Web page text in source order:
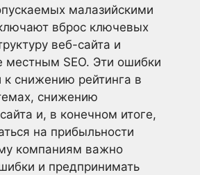
малазийскими
вброс ключевых
веб-сайта и
местным SEO. Эти ошибки
к снижению рейтинга в
снижению
и, в конечном итоге,
на прибыльности
компаниям важно
и предпринимать